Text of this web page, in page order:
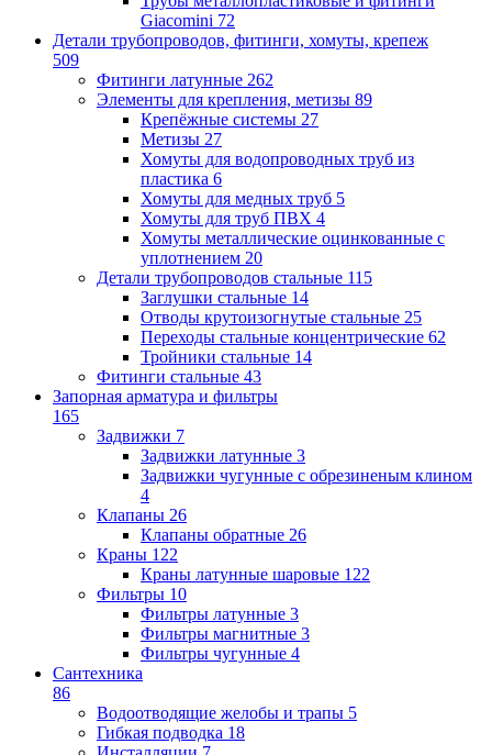
Giacomini 72
Детали трубопроводов, фитинги, хомуты, крепеж
509
Фитинги латунные 262
Элементы для крепления, метизы 89
Крепёжные системы 27
Метизы 27
Хомуты для водопроводных труб из
пластика 6
Хомуты для медных труб 5
Хомуты для труб ПВХ 4
Хомуты металлические оцинкованные с
уплотнением 20
Детали трубопроводов стальные 115
Заглушки стальные 14
Отводы крутоизогнутые стальные 25
Переходы стальные концентрические 62
Тройники стальные 14
Фитинги стальные 43
Запорная арматура и фильтры
165
Задвижки 7
Задвижки латунные 3
Задвижки чугунные с обрезиненым клином
4
Клапаны 26
Клапаны обратные 26
Краны 122
Краны латунные шаровые 122
Фильтры 10
Фильтры латунные 3
Фильтры магнитные 3
Фильтры чугунные 4
Сантехника
86
Водоотводящие желобы и трапы 5
Гибкая подводка 18